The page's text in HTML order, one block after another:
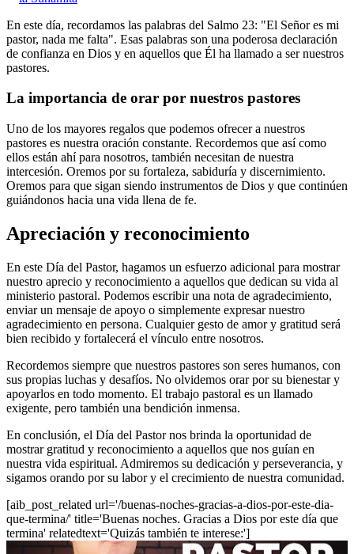
En este día, recordamos las palabras del Salmo 23: "El Señor es mi
pastor, nada me falta". Esas palabras son una poderosa declaración
de confianza en Dios y en aquellos que Él ha llamado a ser nuestros
pastores.
La importancia de orar por nuestros pastores
Uno de los mayores regalos que podemos ofrecer a nuestros
pastores es nuestra oración constante. Recordemos que así como
ellos están ahí para nosotros, también necesitan de nuestra
intercesión. Oremos por su fortaleza, sabiduría y discernimiento.
Oremos para que sigan siendo instrumentos de Dios y que continúen
guiándonos hacia una vida llena de fe.
Apreciación y reconocimiento
En este Día del Pastor, hagamos un esfuerzo adicional para mostrar
nuestro aprecio y reconocimiento a aquellos que dedican su vida al
ministerio pastoral. Podemos escribir una nota de agradecimiento,
enviar un mensaje de apoyo o simplemente expresar nuestro
agradecimiento en persona. Cualquier gesto de amor y gratitud será
bien recibido y fortalecerá el vínculo entre nosotros.
Recordemos siempre que nuestros pastores son seres humanos, con
sus propias luchas y desafíos. No olvidemos orar por su bienestar y
apoyarlos en todo momento. El trabajo pastoral es un llamado
exigente, pero también una bendición inmensa.
En conclusión, el Día del Pastor nos brinda la oportunidad de
mostrar gratitud y reconocimiento a aquellos que nos guían en
nuestra vida espiritual. Admiremos su dedicación y perseverancia, y
sigamos orando por su labor y el crecimiento de nuestra comunidad.
[aib_post_related url='/buenas-noches-gracias-a-dios-por-este-dia-
que-termina/' title='Buenas noches. Gracias a Dios por este día que
termina' relatedtext='Quizás también te interese:']